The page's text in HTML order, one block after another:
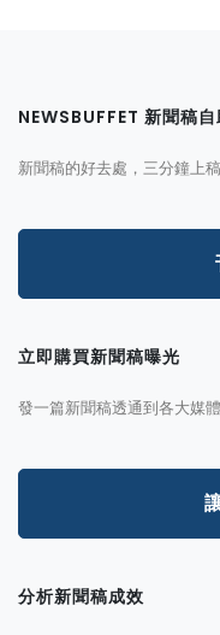
NEWSBUFFET 新聞稿
新聞稿的好去處，三分鐘上
立即購買新聞稿曝光
發一篇新聞稿透通到各大媒
分析新聞稿成效